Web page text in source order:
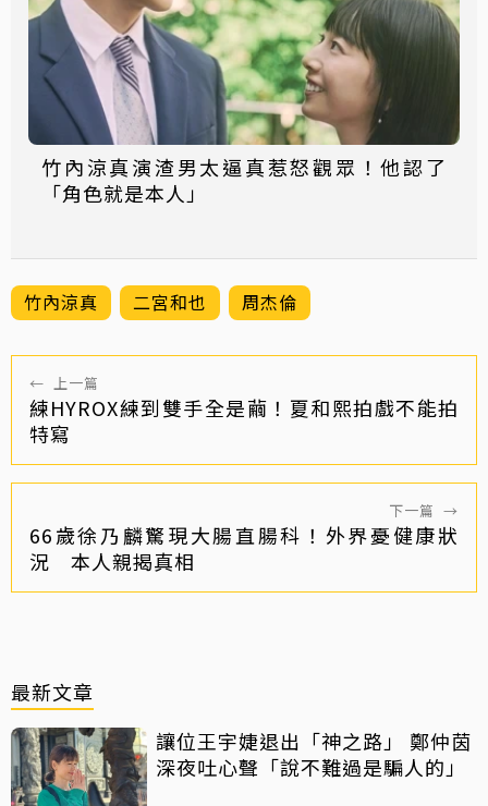
竹內涼真演渣男太逼真惹怒觀眾！他認了
「角色就是本人」
竹內涼真 二宮和也 周杰倫
← 上一篇
練HYROX練到雙手全是繭！夏和熙拍戲不能拍
特寫
下一篇 →
66歲徐乃麟驚現大腸直腸科！外界憂健康狀
況 本人親揭真相
最新文章
讓位王宇婕退出「神之路」 鄭仲茵
深夜吐心聲「說不難過是騙人的」